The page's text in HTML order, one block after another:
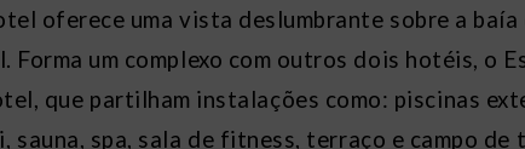
oferece uma vista deslumbrante sobre a
Forma um complexo com outros dois hotéis, o
que partilham instalações como: piscinas
sauna, spa, sala de fitness, terraço e campo de